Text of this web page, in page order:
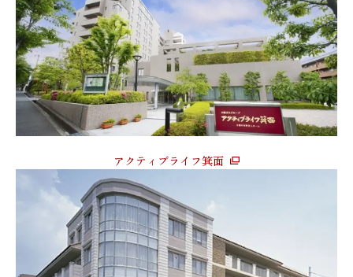
アクティブライフ箕面